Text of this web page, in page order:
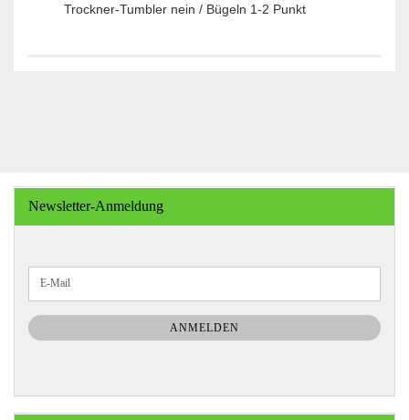
Trockner-Tumbler nein / Bügeln 1-2 Punkt
Newsletter-Anmeldung
ZUR
NEWSLETTER-
ANMELDUNG
E-
ANMELDEN